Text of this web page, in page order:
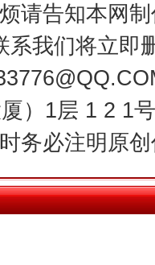
请告知本网
系我们将立即
）1层 1 2 1
务必注明原
今